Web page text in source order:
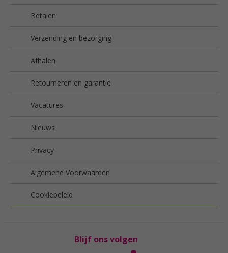
Betalen
Verzending en bezorging
Afhalen
Retourneren en garantie
Vacatures
Nieuws
Privacy
Algemene Voorwaarden
Cookiebeleid
Blijf ons volgen